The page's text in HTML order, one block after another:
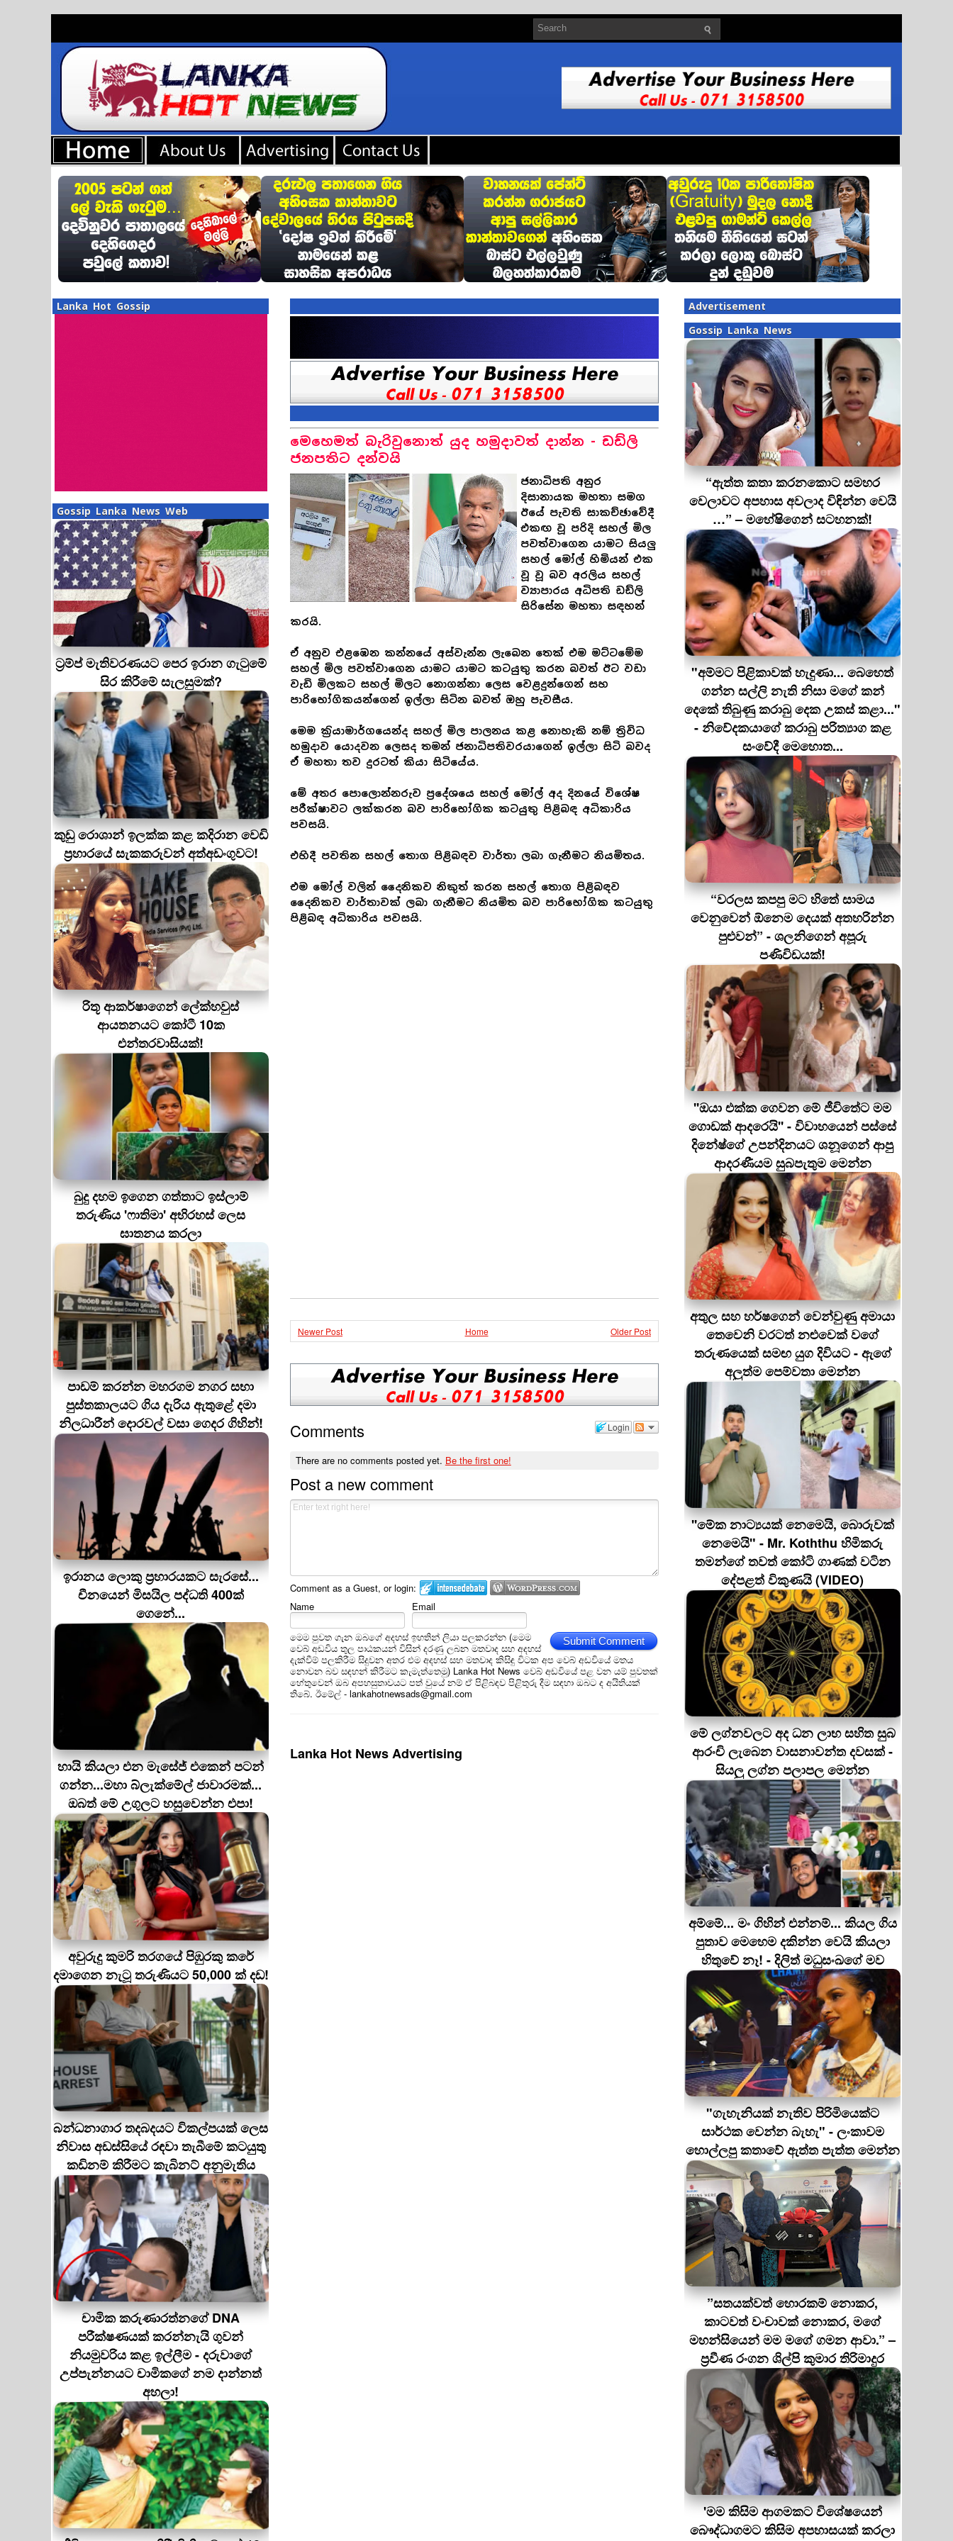
Lanka Hot Gossip
Gossip Lanka News Web
ට්‍රම්ප් මැතිවරණයට පෙර ඉරාන ගැටුමේ
සිර කිරීමේ සැලසුමක්?
කුඩු රොශාන් ඉලක්ක කළ කදිරාන වෙඩි
ප්‍රහාරයේ සැකකරුවන් අත්අඩංගුවට!
රිතූ ආකර්ෂාගෙන් ලේක්හවුස්
ආයතනයට කෝටී 10ක
එන්තරවාසියක්!
බුදු දහම ඉගෙන ගත්තාට ඉස්ලාම්
තරුණිය 'ෆාතිමා' අභිරහස් ලෙස
ඝාතනය කරලා
පාඩම් කරන්න මහරගම නගර සභා
පුස්තකාලයට ගිය දැරිය ඇතුළේ දමා
නිලධාරීන් දොරවල් වසා ගෙදර ගිහින්!
ඉරානය ලොකු ප‍්‍රහාරයකට සැරසේ...
චීනයෙන් මිසයිල පද්ධති 400ක්
ගෙනේ...
හායි කියලා එන මැසේජ් එකෙන් පටන්
ගන්න...මහා බ්ලැක්මේල් ජාවාරමක්...
ඔබත් මේ උගුලට හසුවෙන්න එපා!
අවුරුදු කුමරි තරගයේ පිඹුරකු කරේ
දමාගෙන නැටූ තරුණියට 50,000 ක් දඩ!
බන්ධනාගාර තදබදයට විකල්පයක් ලෙස
නිවාස අඩස්සියේ රඳවා තැබීමේ කටයුතු
කඩිනම් කිරීමට කැබිනට් අනුමැතිය
චාමික කරුණාරත්නගේ DNA
පරීක්ෂණයක් කරන්නැයි ගුවන්
නියමුවරිය කළ ඉල්ලීම - දරුවාගේ
උප්පැන්නයට චාමිකගේ නම දාන්නත්
අහලා!
මෙහෙමත් බැරිවුනොත් යුද හමුදාවත් දාන්න - ඩඩ්ලි
ජනපතිට දන්වයි
ජනාධිපති අනුර
දිසානායක මහතා සමග
ඊයේ පැවති සාකච්ඡාවේදී
එකඟ වූ පරිදි සහල් මිල
පවත්වාගෙන යාමට සියලු
සහල් මෝල් හිමියන් එක
වූ වූ බව අරලිය සහල්
ව්‍යාපාරය අධිපති ඩඩ්ලි
සිරිසේන මහතා සඳහන්
කරයි.
ඒ අනුව එළඹෙන කන්නයේ අස්වැන්න ලැබෙන තෙක් එම මට්ටමේම
සහල් මිල පවත්වාගෙන යාමට යාමට කටයුතු කරන බවත් ඊට වඩා
වැඩි මිලකට සහල් මිලට නොගන්නා ලෙස වෙළදුන්ගෙන් සහ
පාරිභෝගිකයන්ගෙන් ඉල්ලා සිටින බවත් ඔහු පැවසීය.
මෙම ක‍්‍රියාමාර්ගයෙන්ද සහල් මිල පාලනය කළ නොහැකි නම් ත්‍රිවිධ
හමුදාව යොදවන ලෙසද තමන් ජනාධිපතිවරයාගෙන් ඉල්ලා සිටි බවද
ඒ මහතා තව දුරටත් කියා සිටියේය.
මේ අතර පොලොන්නරුව ප්‍රදේශයෙ සහල් මෝල් අද දිනයේ විශේෂ
පරීක්ෂාවට ලක්කරන බව පාරිභෝගික කටයුතු පිළිබඳ අධිකාරිය
පවසයි.
එහිදී පවතින සහල් තොග පිළිබඳව වාර්තා ලබා ගැනීමට නියමිතය.
එම මෝල් වලින් දෛනිකව නිකුත් කරන සහල් තොග පිළිබඳව
දෛනිකව වාර්තාවක් ලබා ගැනීමට නියමිත බව පාරිභෝගික කටයුතු
පිළිබඳ අධිකාරිය පවසයි.
Newer Post Older Post
Home
Login
Comments
There are no comments posted yet. Be the first one!
Post a new comment
Comment as a Guest, or login:
Name
Email
Submit Comment
මෙම පුවත ගැන ඔබගේ අදහස් ඉහතින් ලියා පලකරන්න (මෙම
වෙබ් අඩවිය තුල පාඨකයන් විසින් දරණු ලබන මතවාද සහ අදහස්
දැක්වීම් පලකිරීම සිදුවන අතර එම අදහස් සහ මතවාද කිසිඳු විටක අප වෙබ් අඩවියේ මතය
නොවන බව සඳහන් කිරීමට කැමැත්තෙමු) Lanka Hot News වෙබ් අඩවියේ පළ වන යම් පුවතක්
හේතුවෙන් ඔබ අපහසුතාවයට පත් වුයේ නම් ඒ පිළිබඳව පිළිතුරු දීම සඳහා ඔබට ද අයිතියක්
තිබේ. ඊමේල් - lankahotnewsads@gmail.com
Lanka Hot News Advertising
Advertisement
Gossip Lanka News
“ඇත්ත කතා කරනකොට සමහර
වෙලාවට අපහාස අවලාද විඳින්න වෙයි
…” – මහේෂිගෙන් සටහනක්!
"අම්මට පිළිකාවක් හැදුණා... බෙහෙත්
ගන්න සල්ලි නැති නිසා මගේ කන්
දෙකේ තිබුණු කරාබු දෙක උකස් කළා..."
- නිවේදකයාගේ කරාබු පරිත්‍යාග කළ
සංවේදී මෙහොත...
“වරලස කපපු මට හිතේ සාමය
වෙනුවෙන් ඕනෙම දෙයක් අතහරින්න
පුළුවන්” - ශලනිගෙන් අපූරු
පණිවිඩයක්!
''ඔයා එක්ක ගෙවන මේ ජීවිතේට මම
ගොඩක් ආදරෙයි'' - විවාහයෙන් පස්සේ
දිනේෂ්ගේ උපන්දිනයට ශනූගෙන් ආපු
ආදරණීයම සුබපැතුම මෙන්න
අතුල සහ හර්ෂගෙන් වෙන්වුණු අමායා
තෙවෙනි වරටත් නළුවෙක් වගේ
තරුණයෙක් සමඟ යුග දිවියට - ඇගේ
අලුත්ම පෙම්වතා මෙන්න
''මේක නාට්‍යයක් නෙමෙයි, බොරුවක්
නෙමෙයි" - Mr. Koththu හිමිකරු
තමන්ගේ තවත් කෝටි ගාණක් වටින
දේපළත් විකුණයි (VIDEO)
මේ ලග්නවලට අද ධන ලාභ සහිත සුබ
ආරංචි ලැබෙන වාසනාවන්ත දවසක් -
සියලු ලග්න පලාපල මෙන්න
අම්මේ... මං ගිහින් එන්නම්... කියල ගිය
පුතාව මෙහෙම දකින්න වෙයි කියලා
හිතුවේ නෑ! - දිලිත් මධුසංඛගේ මව
"ගැහැනියක් නැතිව පිරිමියෙක්ට
සාර්ථක වෙන්න බැහැ" - ලංකාවම
හොල්ලපු කතාවේ ඇත්ත පැත්ත මෙන්න
”සතයක්වත් හොරකම් නොකර,
කාටවත් වංචාවක් නොකර, මගේ
මහන්සියෙන් මම මගේ ගමන ආවා.” –
ප්‍රවීණ රංගන ශිල්පි කුමාර තිරිමාදුර
'මම කිසිම ආගමකට විශේෂයෙන්
බෞද්ධාගමට කිසිම අපහාසයක් කරලා